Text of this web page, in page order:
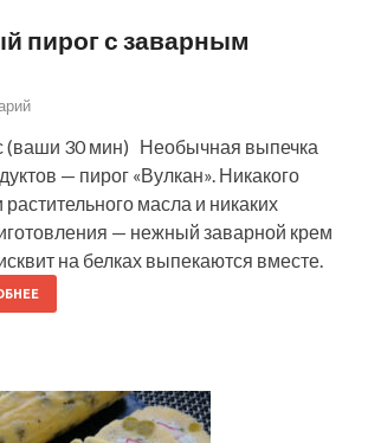
пирог с заварным
(ваши 30 мин) Необычная выпечка
— пирог «Вулкан». Никакого
масла и никаких
— нежный заварной крем
на белках выпекаются вместе.